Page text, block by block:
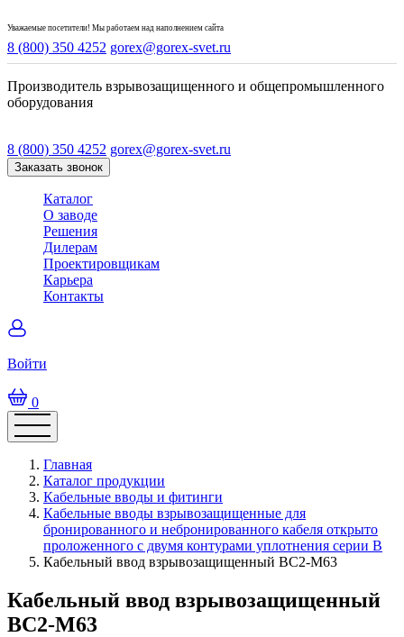
Уважаемые посетители! Мы работаем над наполнением сайта
8 (800) 350 4252 gorex@gorex-svet.ru
Производитель взрывозащищенного и общепромышленного
оборудования
8 (800) 350 4252 gorex@gorex-svet.ru
Заказать звонок
Каталог
О заводе
Решения
Дилерам
Проектировщикам
Карьера
Контакты
Войти
0
Главная
Каталог продукции
Кабельные вводы и фитинги
Кабельные вводы взрывозащищенные для
бронированного и небронированного кабеля открыто
проложенного с двумя контурами уплотнения серии В
Кабельный ввод взрывозащищенный ВС2-М63
Кабельный ввод взрывозащищенный
ВС2-М63